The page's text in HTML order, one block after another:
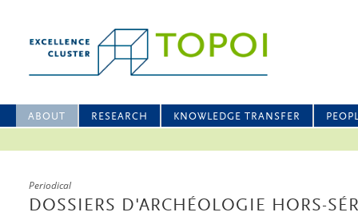
ABOUT RESEARCH KNOWLEDGE TRANSFER
Periodical
DOSSIERS D'ARCHÉOLOGIE HORS-